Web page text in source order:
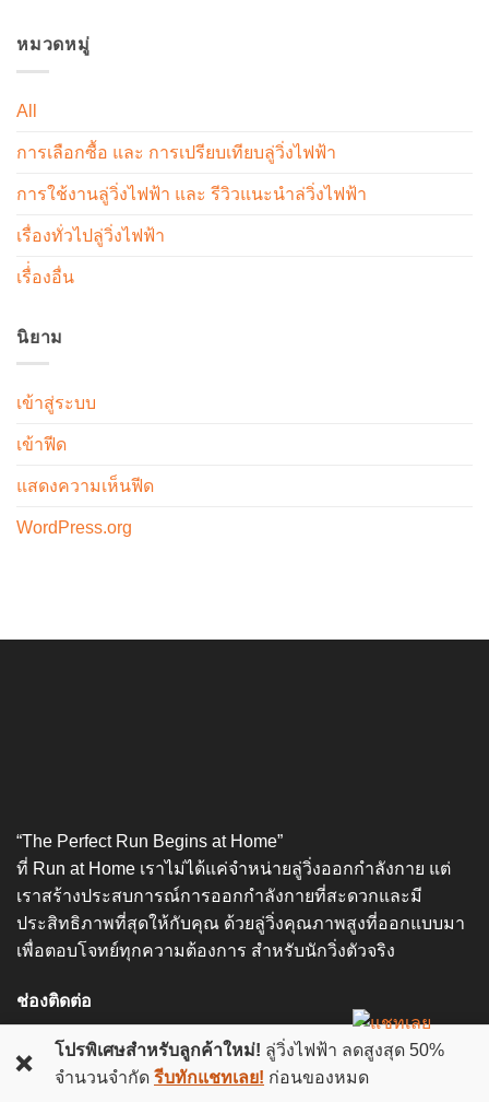
หมวดหมู่
All
การเลือกซื้อ และ การเปรียบเทียบลู่วิ่งไฟฟ้า
การใช้งานลู่วิ่งไฟฟ้า และ รีวิวแนะนำล่วิ่งไฟฟ้า
เรื่องทั่วไปลู่วิ่งไฟฟ้า
เรื่่องอื่น
นิยาม
เข้าสู่ระบบ
เข้าฟีด
แสดงความเห็นฟีด
WordPress.org
“The Perfect Run Begins at Home”
ที่ Run at Home เราไม่ได้แค่จำหน่ายลู่วิ่งออกกำลังกาย แต่
เราสร้างประสบการณ์การออกกำลังกายที่สะดวกและมี
ประสิทธิภาพที่สุดให้กับคุณ ด้วยลู่วิ่งคุณภาพสูงที่ออกแบบมา
เพื่อตอบโจทย์ทุกความต้องการ สำหรับนักวิ่งตัวจริง
ช่องติดต่อ
Facebook: Run At Home
Instagram: run_athome
โปรพิเศษสำหรับลูกค้าใหม่! ลู่วิ่งไฟฟ้า ลดสูงสุด 50%
จำนวนจำกัด รีบทักแชทเลย! ก่อนของหมด
❌